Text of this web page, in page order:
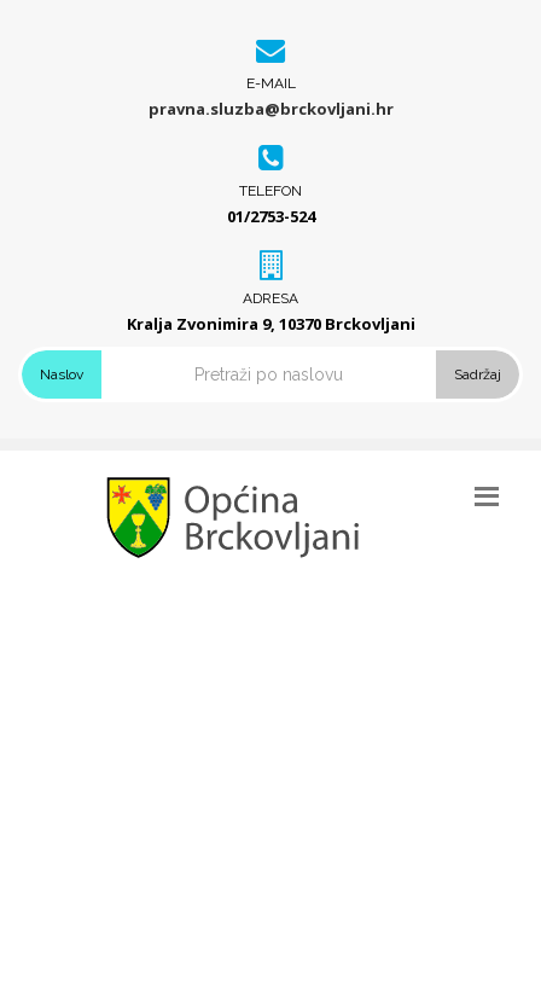
E-MAIL
pravna.sluzba@brckovljani.hr
TELEFON
01/2753-524
ADRESA
Kralja Zvonimira 9, 10370 Brckovljani
Naslov Sadržaj